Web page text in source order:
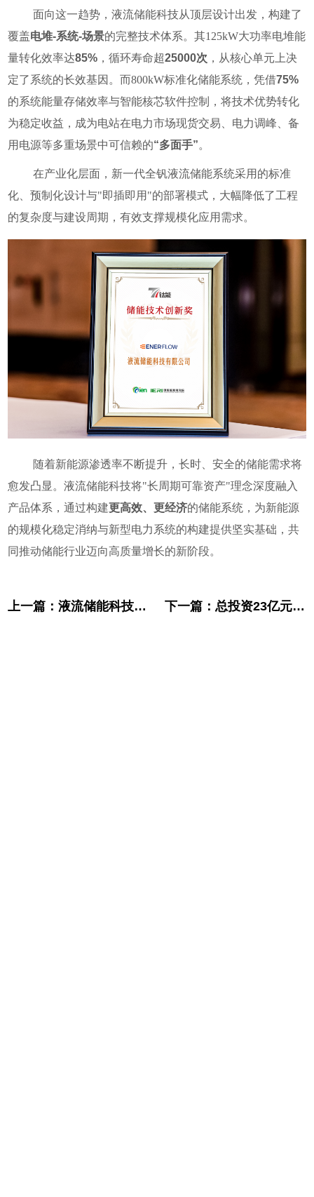
面向这一趋势，液流储能科技从顶层设计出发，构建了
覆盖电堆-系统-场景的完整技术体系。其125kW大功率电堆能
量转化效率达85% ，循环寿命超25000次 ，从核心单元上决
定了系统的长效基因。而800kW标准化储能系统，凭借75%
的系统能量存储效率与智能核芯软件控制，将技术优势转化
为稳定收益，成为电站在电力市场现货交易、电力调峰、备
用电源等多重场景中可信赖的“多面手”。
在产业化层面，新一代全钒液流储能系统采用的标准
化、预制化设计与"即插即用"的部署模式，大幅降低了工程
的复杂度与建设周期，有效支撑规模化应用需求。
随着新能源渗透率不断提升，长时、安全的储能需求将
愈发凸显。液流储能科技将"长周期可靠资产"理念深度融入
产品体系，通过构建更高效、更经济的储能系统，为新能源
的规模化稳定消纳与新型电力系统的构建提供坚实基础，共
同推动储能行业迈向高质量增长的新阶段。
上一篇：液流储能科技出席潍坊新能源产业会议，推介新一代储能解决方案 下一篇： 总投资23亿元！液流储能科技参建的两大混合储能项目按下“启动键”